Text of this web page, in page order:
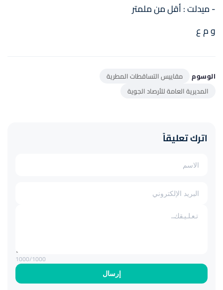
- ميدلت : أقل من ملمتر
و م ع
الوسوم
مقاييس التساقطات المطرية
المديرية العامة للأرصاد الجوية
اترك تعليقاً
إرسال
1000/1000